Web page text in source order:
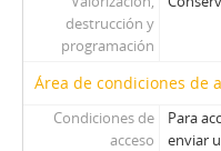
destrucción y
programación
Área de condiciones de
Condiciones de
acceso
Para
enviar